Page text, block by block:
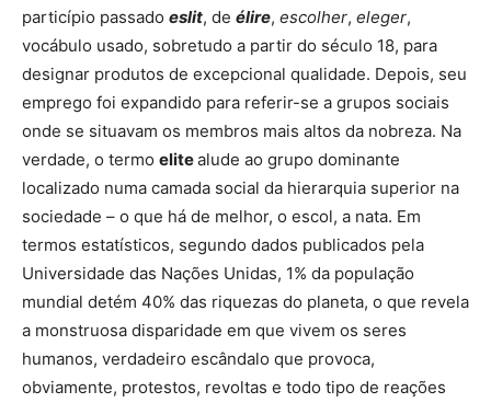
particípio passado eslit, de élire, escolher, eleger,
vocábulo usado, sobretudo a partir do século 18, para
designar produtos de excepcional qualidade. Depois, seu
emprego foi expandido para referir-se a grupos sociais
onde se situavam os membros mais altos da nobreza. Na
verdade, o termo elitealude ao grupo dominante
localizado numa camada social da hierarquia superior na
sociedade – o que há de melhor, o escol, a nata. Em
termos estatísticos, segundo dados publicados pela
Universidade das Nações Unidas, 1% da população
mundial detém 40% das riquezas do planeta, o que revela
a monstruosa disparidade em que vivem os seres
humanos, verdadeiro escândalo que provoca,
obviamente, protestos, revoltas e todo tipo de reações